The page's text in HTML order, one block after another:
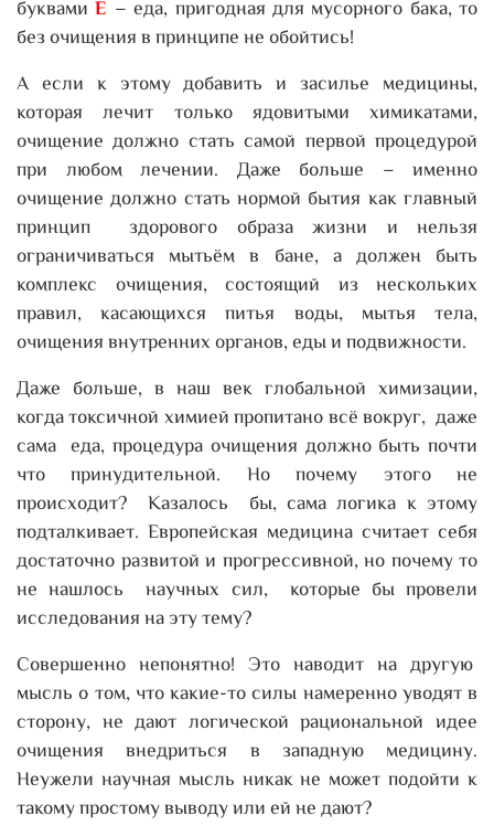
буквамиЕ – еда, пригодная для мусорного бака, то
без очищения в принципе не обойтись!
А если к этому добавить и засилье медицины,
которая лечит только ядовитыми химикатами,
очищение должно стать самой первой процедурой
при любом лечении. Даже больше – именно
очищение должно стать нормой бытия как главный
принцип здорового образа жизни и нельзя
ограничиваться мытьём в бане, а должен быть
комплекс очищения, состоящий из нескольких
правил, касающихся питья воды, мытья тела,
очищения внутренних органов, еды и подвижности.
Даже больше, в наш век глобальной химизации,
когда токсичной химией пропитано всё вокруг, даже
сама еда, процедура очищения должно быть почти
что принудительной. Но почему этого не
происходит? Казалось бы, сама логика к этому
подталкивает. Европейская медицина считает себя
достаточно развитой и прогрессивной, но почему то
не нашлось научных сил, которые бы провели
исследования на эту тему?
Совершенно непонятно! Это наводит на другую
мысль о том, что какие-то силы намеренно уводят в
сторону, не дают логической рациональной идее
очищения внедриться в западную медицину.
Неужели научная мысль никак не может подойти к
такому простому выводу или ей не дают?